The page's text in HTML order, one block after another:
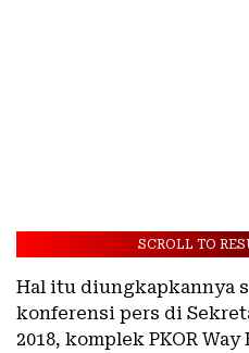
SCROLL TO
Hal itu diungkapkannya
konferensi pers di
2018, komplek PKOR